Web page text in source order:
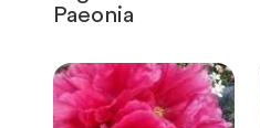
Paeonia